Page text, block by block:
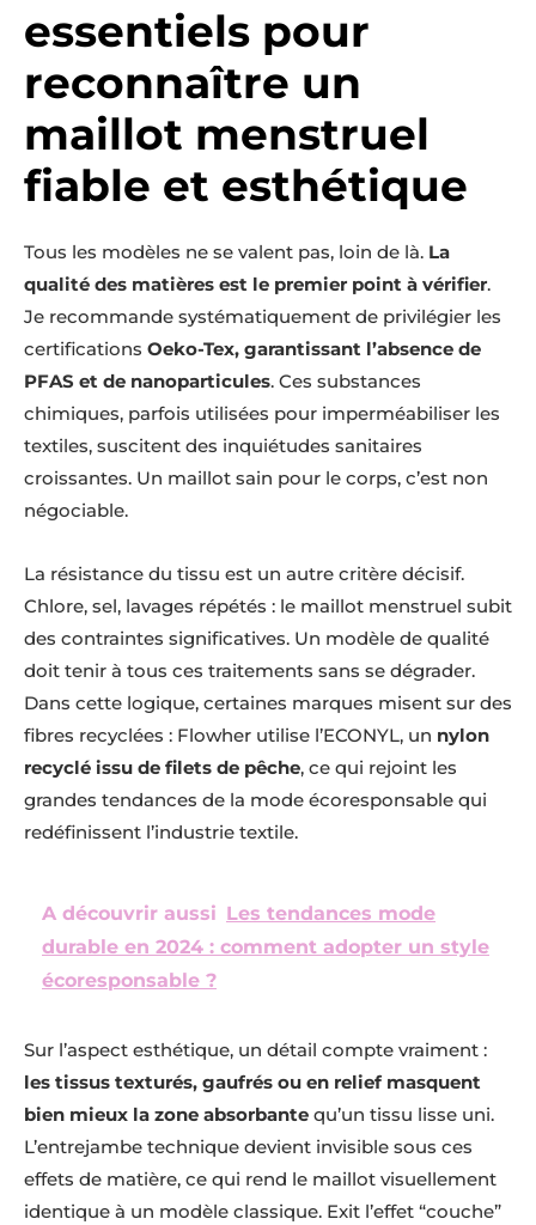
essentiels pour
reconnaître un
maillot menstruel
fiable et esthétique
Tous les modèles ne se valent pas, loin de là. La
qualité des matières est le premier point à vérifier.
Je recommande systématiquement de privilégier les
certifications Oeko-Tex, garantissant l’absence de
PFAS et de nanoparticules. Ces substances
chimiques, parfois utilisées pour imperméabiliser les
textiles, suscitent des inquiétudes sanitaires
croissantes. Un maillot sain pour le corps, c’est non
négociable.
La résistance du tissu est un autre critère décisif.
Chlore, sel, lavages répétés : le maillot menstruel subit
des contraintes significatives. Un modèle de qualité
doit tenir à tous ces traitements sans se dégrader.
Dans cette logique, certaines marques misent sur des
fibres recyclées : Flowher utilise l’ECONYL, un nylon
recyclé issu de filets de pêche, ce qui rejoint les
grandes tendances de la mode écoresponsable qui
redéfinissent l’industrie textile.
A découvrir aussi Les tendances mode
durable en 2024 : comment adopter un style
écoresponsable ?
Sur l’aspect esthétique, un détail compte vraiment :
les tissus texturés, gaufrés ou en relief masquent
bien mieux la zone absorbante qu’un tissu lisse uni.
L’entrejambe technique devient invisible sous ces
effets de matière, ce qui rend le maillot visuellement
identique à un modèle classique. Exit l’effet “couche”